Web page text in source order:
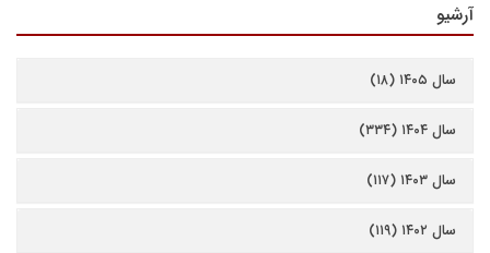
آرشیو
سال ۱۴۰۵ (۱۸)
سال ۱۴۰۴ (۳۳۴)
سال ۱۴۰۳ (۱۱۷)
سال ۱۴۰۲ (۱۱۹)